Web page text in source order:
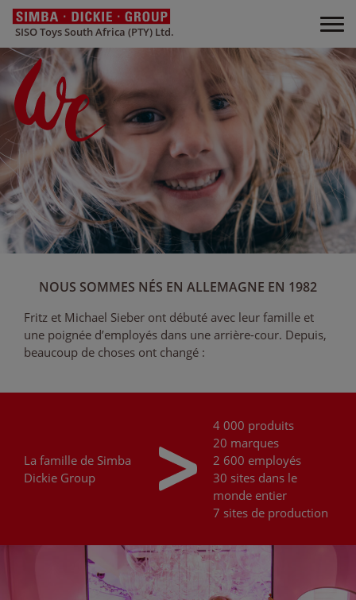
SISO Toys South Africa (PTY) Ltd.
NOUS SOMMES NÉS EN ALLEMAGNE EN 1982
Fritz et Michael Sieber ont débuté avec leur famille et
une poignée d’employés dans une arrière-cour. Depuis,
beaucoup de choses ont changé :
La famille de Simba
Dickie Group
4 000 produits
20 marques
2 600 employés
30 sites dans le
monde entier
7 sites de production